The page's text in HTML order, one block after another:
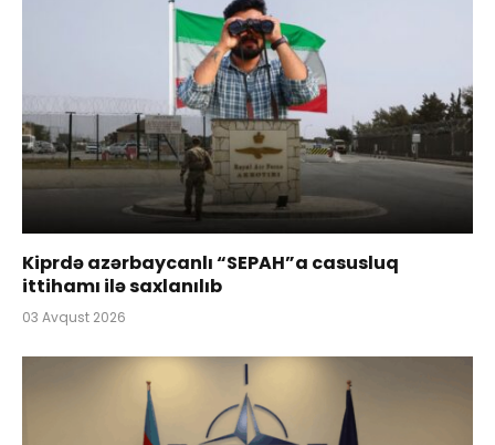
Kiprdə azərbaycanlı “SEPAH”a casusluq
ittihamı ilə saxlanılıb
03 Avqust 2026